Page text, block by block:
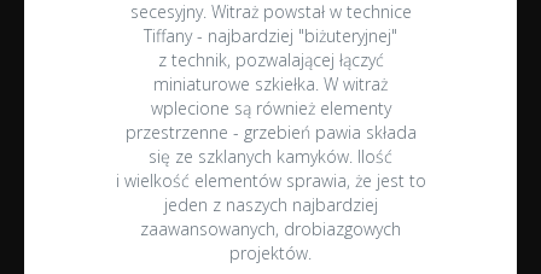
secesyjny. Witraż powstał w technice
Tiffany - najbardziej "biżuteryjnej"
z technik, pozwalającej łączyć
miniaturowe szkiełka. W witraż
wplecione są również elementy
przestrzenne - grzebień pawia składa
się ze szklanych kamyków. Ilość
i wielkość elementów sprawia, że jest to
jeden z naszych najbardziej
zaawansowanych, drobiazgowych
projektów.